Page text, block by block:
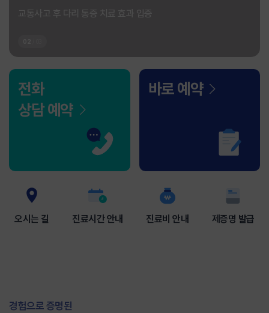
교통사고 후 다리 통증 치료 효과 입증
전화
상담 예약
바로 예약
오시는 길 진료시간 안내 진료비 안내 제증명 발급
경험으로 증명된